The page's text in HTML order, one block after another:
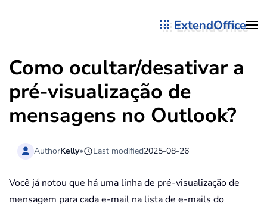
ExtendOffice
Como ocultar/desativar a
pré-visualização de
mensagens no Outlook?
AuthorKelly• Last modified2025-08-26
Você já notou que há uma linha de pré-visualização de
mensagem para cada e-mail na lista de e-mails do